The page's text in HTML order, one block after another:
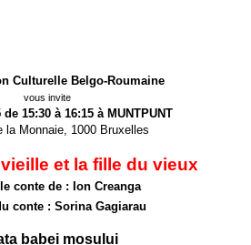
Culturelle Belgo-Roumaine
vous invite
de 15:30 à 16:15 à MUNTPUNT
la Monnaie, 1000 Bruxelles
et la fille du vieux
le conte de : Ion Creanga
conte : Sorina Gagiarau